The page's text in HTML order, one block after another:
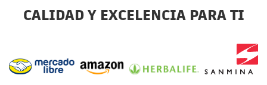
CALIDAD Y EXCELENCIA PARA TI